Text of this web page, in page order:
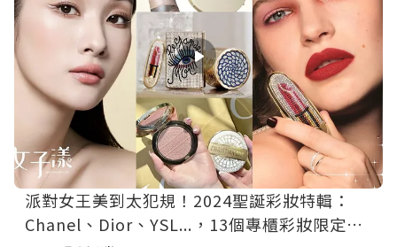
派對女王美到太犯規！2024聖誕彩妝特輯：
Chanel、Dior、YSL...，13個專櫃彩妝限定系